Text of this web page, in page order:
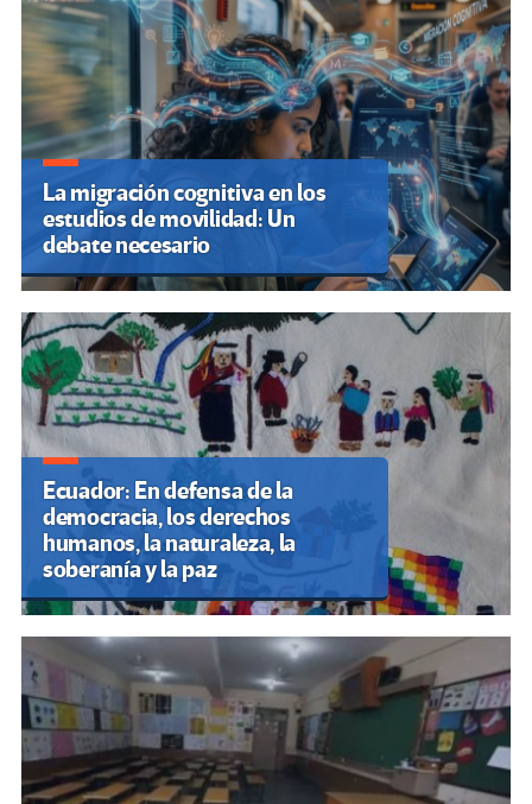
La migración cognitiva en los
estudios de movilidad: Un
debate necesario
Ecuador: En defensa de la
democracia, los derechos
humanos, la naturaleza, la
soberanía y la paz